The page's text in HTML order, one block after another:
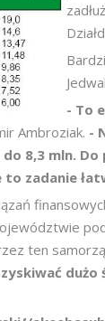
- To
Ambroziak. -
8,3 mln.
to zadanie
ten